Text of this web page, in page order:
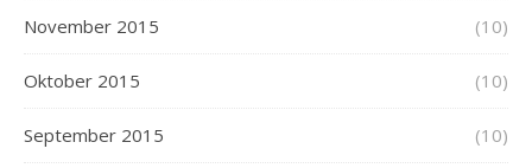
November 2015 (10)
Oktober 2015 (10)
September 2015 (10)